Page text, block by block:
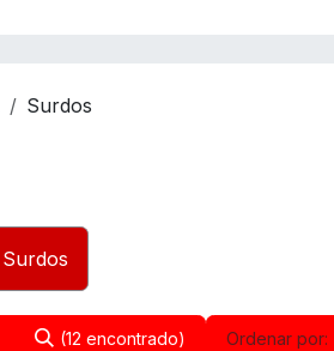
Surdos
Surdos
(12 encontrado) Ordenar por: